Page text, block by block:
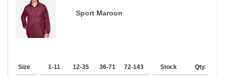
Sport Maroon
Size 1-11 12-35 36-71 72-143 144-287 288 + More
Stock Qty.